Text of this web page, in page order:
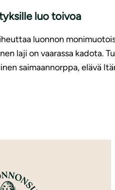
luo toivoa
luonnon
laji on vaarassa kadota.
saimaannorppa, elävä